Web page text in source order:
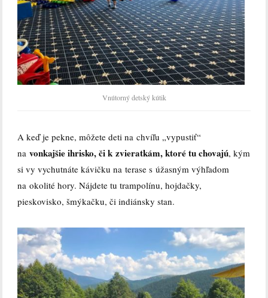
Vnútorný detský kútik
A keď je pekne, môžete deti na chvíľu „vypustiť“
navonkajšie ihrisko, či k zvieratkám, ktoré tu chovajú, kým
si vy vychutnáte kávičku na terase s úžasným výhľadom
na okolité hory. Nájdete tu trampolínu, hojdačky,
pieskovisko, šmýkačku, či indiánsky stan.